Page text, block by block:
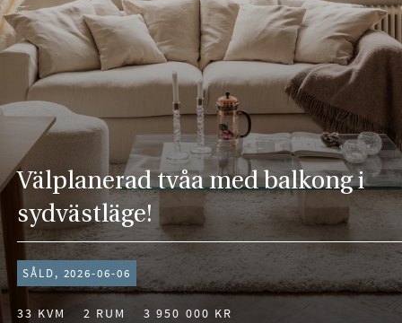
Välplanerad tvåa med balkong i
sydvästläge!
SÅLD, 2026-06-06
33 KVM 2 RUM 3 950 000 KR